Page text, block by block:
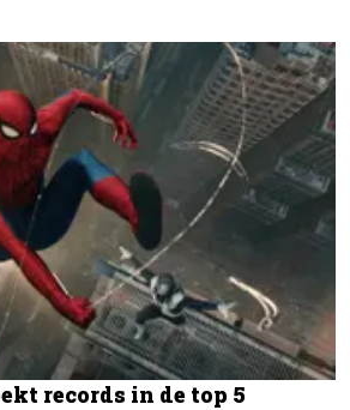
records in de top 5